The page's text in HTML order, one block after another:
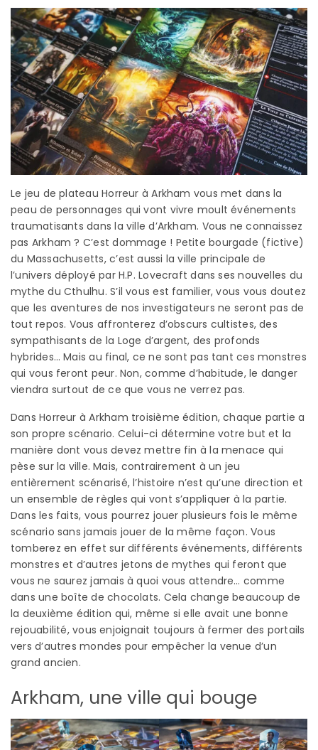
Le jeu de plateau Horreur à Arkham vous met dans la
peau de personnages qui vont vivre moult événements
traumatisants dans la ville d’Arkham. Vous ne connaissez
pas Arkham ? C’est dommage ! Petite bourgade (fictive)
du Massachusetts, c’est aussi la ville principale de
l’univers déployé par H.P. Lovecraft dans ses nouvelles du
mythe du Cthulhu. S’il vous est familier, vous vous doutez
que les aventures de nos investigateurs ne seront pas de
tout repos. Vous affronterez d’obscurs cultistes, des
sympathisants de la Loge d’argent, des profonds
hybrides… Mais au final, ce ne sont pas tant ces monstres
qui vous feront peur. Non, comme d’habitude, le danger
viendra surtout de ce que vous ne verrez pas.
Dans Horreur à Arkham troisième édition, chaque partie a
son propre scénario. Celui-ci détermine votre but et la
manière dont vous devez mettre fin à la menace qui
pèse sur la ville. Mais, contrairement à un jeu
entièrement scénarisé, l’histoire n’est qu’une direction et
un ensemble de règles qui vont s’appliquer à la partie.
Dans les faits, vous pourrez jouer plusieurs fois le même
scénario sans jamais jouer de la même façon. Vous
tomberez en effet sur différents événements, différents
monstres et d’autres jetons de mythes qui feront que
vous ne saurez jamais à quoi vous attendre… comme
dans une boîte de chocolats. Cela change beaucoup de
la deuxième édition qui, même si elle avait une bonne
rejouabilité, vous enjoignait toujours à fermer des portails
vers d’autres mondes pour empêcher la venue d’un
grand ancien.
Arkham, une ville qui bouge